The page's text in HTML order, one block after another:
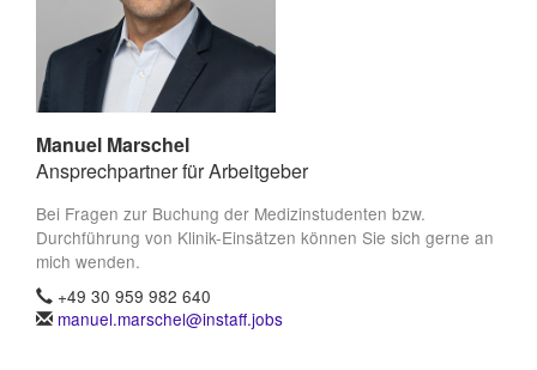
Manuel Marschel
Ansprechpartner für Arbeitgeber
Bei Fragen zur Buchung der Medizinstudenten bzw.
Durchführung von Klinik-Einsätzen können Sie sich gerne an
mich wenden.
+49 30 959 982 640
manuel.marschel@instaff.jobs